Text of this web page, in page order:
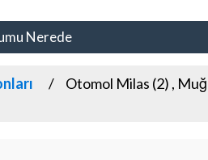
Nerede
Otomol Milas (2) ,